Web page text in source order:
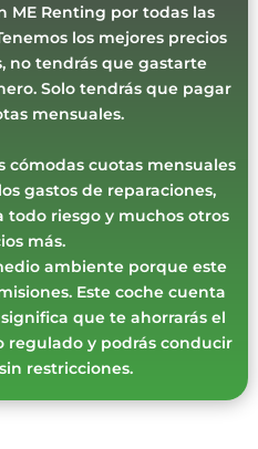
ME Renting por todas las
los mejores precios
no tendrás que gastarte
Solo tendrás que pagar
mensuales.
cómodas cuotas mensuales
gastos de reparaciones,
riesgo y muchos otros
más.
ambiente porque este
Este coche cuenta
que te ahorrarás el
regulado y podrás conducir
restricciones.